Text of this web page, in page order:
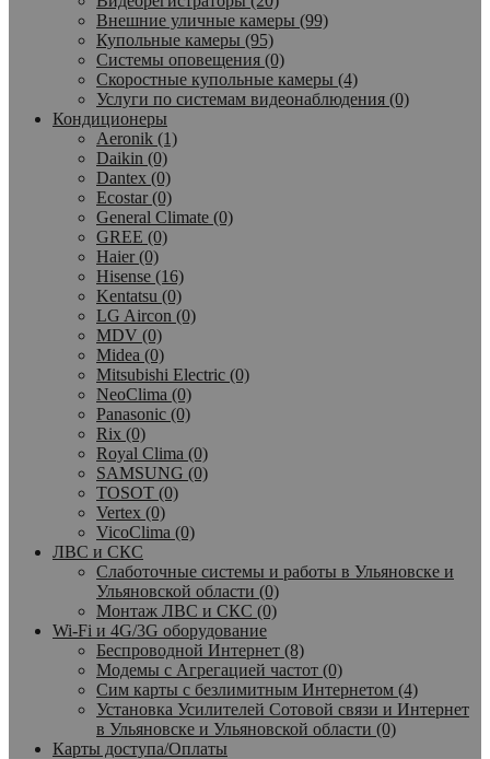
Внешние уличные камеры (99)
Купольные камеры (95)
Системы оповещения (0)
Скоростные купольные камеры (4)
Услуги по системам видеонаблюдения (0)
Кондиционеры
Aeronik (1)
Daikin (0)
Dantex (0)
Ecostar (0)
General Climate (0)
GREE (0)
Haier (0)
Hisense (16)
Kentatsu (0)
LG Aircon (0)
MDV (0)
Midea (0)
Mitsubishi Electric (0)
NeoClima (0)
Panasonic (0)
Rix (0)
Royal Clima (0)
SAMSUNG (0)
TOSOT (0)
Vertex (0)
VicoClima (0)
ЛВС и СКС
Слаботочные системы и работы в Ульяновске и
Ульяновской области (0)
Монтаж ЛВС и СКС (0)
Wi-Fi и 4G/3G оборудование
Беспроводной Интернет (8)
Модемы с Агрегацией частот (0)
Сим карты с безлимитным Интернетом (4)
Установка Усилителей Сотовой связи и Интернет
в Ульяновске и Ульяновской области (0)
Карты доступа/Оплаты